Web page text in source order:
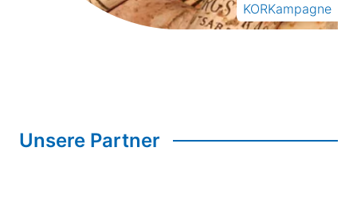
KORKampagne
Unsere Partner